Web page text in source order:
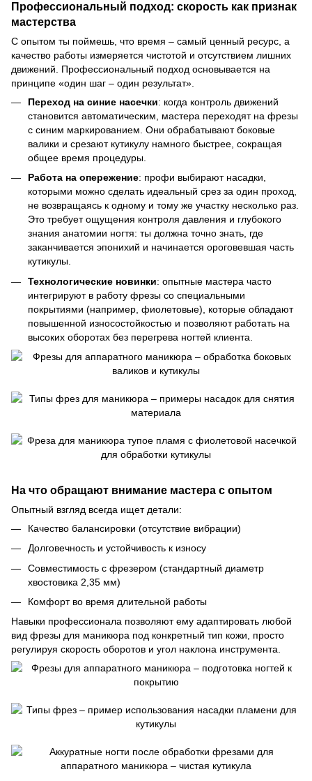
Профессиональный подход: скорость как признак
мастерства
С опытом ты поймешь, что время – самый ценный ресурс, а
качество работы измеряется чистотой и отсутствием лишних
движений. Профессиональный подход основывается на
принципе «один шаг – один результат».
Переход на синие насечки: когда контроль движений
становится автоматическим, мастера переходят на фрезы
с синим маркированием. Они обрабатывают боковые
валики и срезают кутикулу намного быстрее, сокращая
общее время процедуры.
Работа на опережение: профи выбирают насадки,
которыми можно сделать идеальный срез за один проход,
не возвращаясь к одному и тому же участку несколько раз.
Это требует ощущения контроля давления и глубокого
знания анатомии ногтя: ты должна точно знать, где
заканчивается эпонихий и начинается ороговевшая часть
кутикулы.
Технологические новинки: опытные мастера часто
интегрируют в работу фрезы со специальными
покрытиями (например, фиолетовые), которые обладают
повышенной износостойкостью и позволяют работать на
высоких оборотах без перегрева ногтей клиента.
На что обращают внимание мастера с опытом
Опытный взгляд всегда ищет детали:
Качество балансировки (отсутствие вибрации)
Долговечность и устойчивость к износу
Совместимость с фрезером (стандартный диаметр
хвостовика 2,35 мм)
Комфорт во время длительной работы
Навыки профессионала позволяют ему адаптировать любой
вид фрезы для маникюра под конкретный тип кожи, просто
регулируя скорость оборотов и угол наклона инструмента.